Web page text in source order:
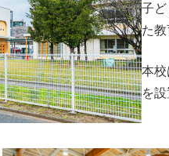
子
た
本
を設